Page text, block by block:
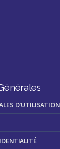
D'UTILISATION